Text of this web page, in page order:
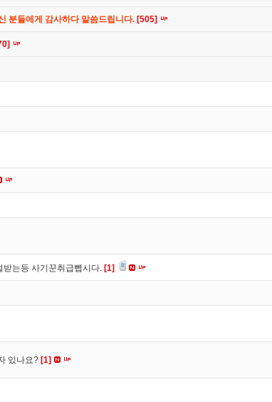
분들에게 감사하다 말씀드립니다. [505]
는등 사기꾼취급뺍시다. [1]
있나요? [1]